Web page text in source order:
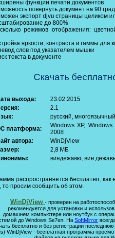
функции печати документов
повернуть документ на 90
экспорт djvu страницы целиком
до 800%
режимов отображения:
яркости, контраста и гаммы для
слов под указателем мышки
текста в документе
Скачать
выхода:
23.02.2015
2.1
русский, многоязычный
платформа:
Windows XP,
2008
автора:
WinDjView
2,8 МБ
виндежавю, вин
распространяется бесплатно, как
то просим сообщить об этом.
WinDjView - проверен на
рекомендуется для установки и
домашнем компьютере или ноутбук с
до Windows Se7en. На SoftMirror
бесплатно и без регистрации
WinDjView - бесплатная программа